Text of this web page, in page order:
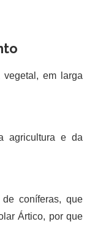
vegetal, em larga
agricultura e da
coníferas, que
Ártico, por que